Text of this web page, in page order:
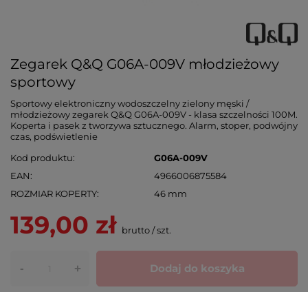
Zegarek Q&Q G06A-009V młodzieżowy
sportowy
Sportowy elektroniczny wodoszczelny zielony męski /
młodzieżowy zegarek Q&Q G06A-009V - klasa szczelności 100M.
Koperta i pasek z tworzywa sztucznego. Alarm, stoper, podwójny
czas, podświetlenie
Kod produktu
G06A-009V
EAN
4966006875584
ROZMIAR KOPERTY
46 mm
139,00 zł brutto/szt.
- + Dodaj do koszyka